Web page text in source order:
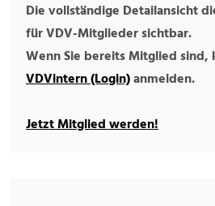
Die vollständige Detailansicht
für VDV-Mitglieder sichtbar.
Wenn Sie bereits Mitglied sind,
VDVintern (Login)anmelden.
Jetzt Mitglied werden!